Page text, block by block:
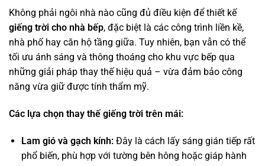
Không phải ngôi nhà nào cũng đủ điều kiện để thiết kế
giếng trời cho nhà bếp, đặc biệt là các công trình liền kề,
nhà phố hay căn hộ tầng giữa. Tuy nhiên, bạn vẫn có thể
tối ưu ánh sáng và thông thoáng cho khu vực bếp qua
những giải pháp thay thế hiệu quả – vừa đảm bảo công
năng vừa giữ được tính thẩm mỹ.
Các lựa chọn thay thế giếng trời trên mái:
Lam gió và gạch kính:Đây là cách lấy sáng gián tiếp rất
phổ biến, phù hợp với tường bên hông hoặc giáp hành